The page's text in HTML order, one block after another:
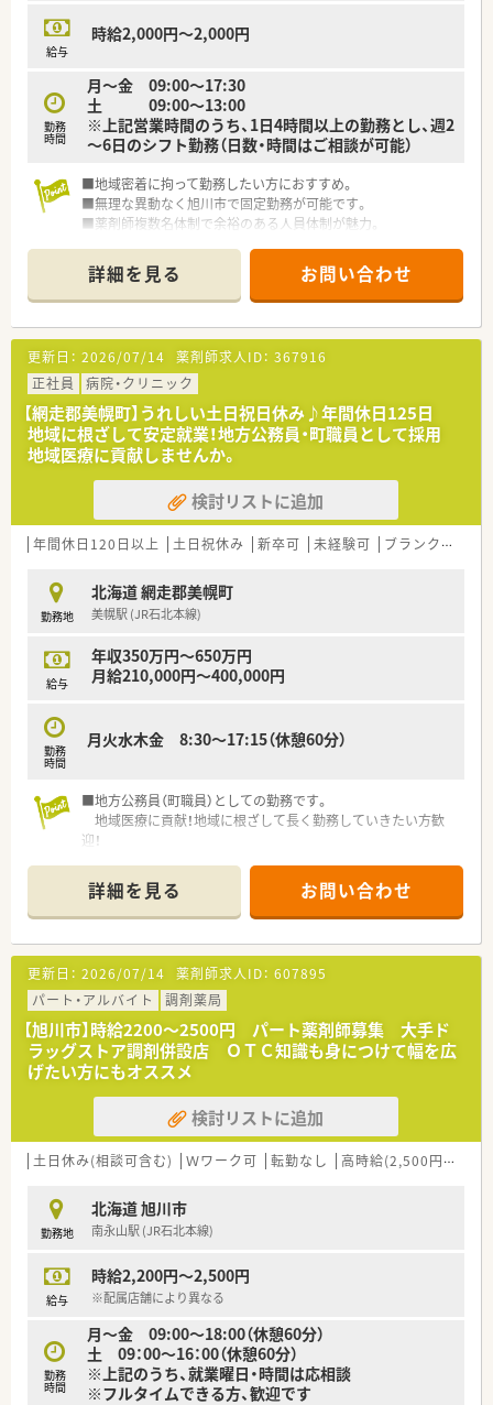
給与
時給2,000円～2,000円
勤務
時間
月～金 09:00～17:30
土 09:00～13:00
※上記営業時間のうち、1日4時間以上の勤務とし、週2
～6日のシフト勤務（日数・時間はご相談が可能）
■地域密着に拘って勤務したい方におすすめ。
■無理な異動なく旭川市で固定勤務が可能です。
■薬剤師複数名体制で余裕のある人員体制が魅力。
詳細を見る お問い合わせ
更新日： 2026/07/14 薬剤師求人ID： 367916
正社員
病院・クリニック
【網走郡美幌町】うれしい土日祝日休み♪年間休日125日
地域に根ざして安定就業！地方公務員・町職員として採用
地域医療に貢献しませんか。
検討リストに追加
年間休日120日以上 土日祝休み 新卒可 未経験可 ブランク可
勤務地
北海道 網走郡美幌町
美幌駅 (JR石北本線)
給与
年収350万円～650万円
月給210,000円～400,000円
勤務
時間
月火水木金 8:30～17:15（休憩60分）
■地方公務員（町職員）としての勤務です。
地域医療に貢献！地域に根ざして長く勤務していきたい方歓
迎！
〈こんな病院です〉
■JR美幌駅より徒歩8分程にある病院です。
■一般病床99床、8科目（内科、循環器内科、外科、整形外科、泌尿
器科、小児科、眼科、リハビリテーション科）
■薬剤師２名と助手と1名体制、外来調剤は院外処方のため、院
内業務に集中できる環境です。
安全キャビネット設置、抗がん剤調整など混注業務も行ってい
ます。
■チーム医療に参画しています。
栄養サポートチーム、院内感染対策チームなど、チーム医療の
一員として参画しています。
〈働きやすい環境です〉
■土日祝日はお休みです！
年間休日125日（月平均労働日数20日）あり、ゆとりを持って勤
■残業少なめ！
月平均5時間程度で、17時15分定時終業です。ワークライフバ
ランスを大切に業務に取り組んでいきたい方にもオススメ！で
■育児休業、介護休業取得、看護休暇取得実績もあり、働きやす
い職場環境を整えています。
〈アクセス良好〉
■女満別空港から車でわずか１０分、国道３９号線沿いで交通ア
クセスも良好！
■地域医療に貢献しませんか。
詳細を見る お問い合わせ
更新日： 2026/07/14 薬剤師求人ID： 607895
パート・アルバイト
調剤薬局
【旭川市】時給2200～2500円 パート薬剤師募集 大手ド
ラッグストア調剤併設店 ＯＴＣ知識も身につけて幅を広
げたい方にもオススメ
検討リストに追加
土日休み(相談可含む) Ｗワーク可 転勤なし 高時給(2,500円以上)
勤務地
北海道 旭川市
南永山駅 (JR石北本線)
給与
時給2,200円～2,500円
※配属店舗により異なる
勤務
時間
月～金 09:00～18:00（休憩60分）
土 09：00～16：00（休憩60分）
※上記のうち、就業曜日・時間は応相談
※フルタイムできる方、歓迎です